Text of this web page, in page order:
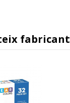
fabricant